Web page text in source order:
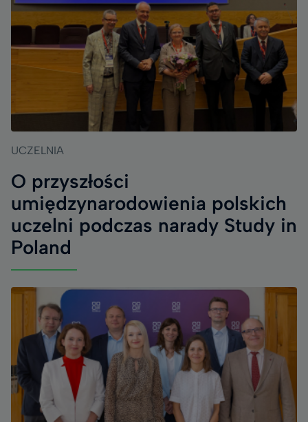
UCZELNIA
O przyszłości
umiędzynarodowienia polskich
uczelni podczas narady Study in
Poland